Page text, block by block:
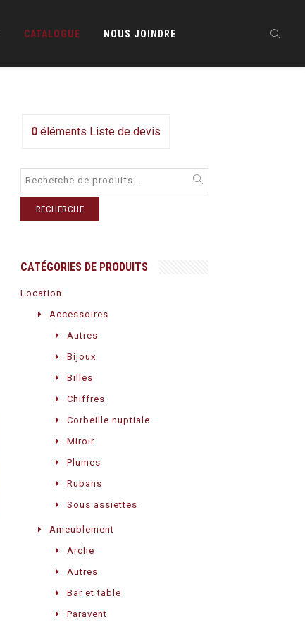
CATALOGUE NOUS JOINDRE
0éléments Liste de devis
RECHERCHE
CATÉGORIES DE PRODUITS
Location
Accessoires
Autres
Bijoux
Billes
Chiffres
Corbeille nuptiale
Miroir
Plumes
Rubans
Sous assiettes
Ameublement
Arche
Autres
Bar et table
Paravent